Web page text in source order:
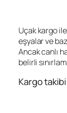
Uçak kargo
eşyalar ve
Ancak canlı
belirli
Kargo takibi